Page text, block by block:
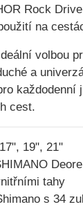
Rock
na
volbou
a
každodenní
cest.
19", 21"
tahy
s 34